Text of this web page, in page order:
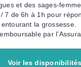
et des sages-
7 de 6h à 1h pour
la grossesse.
par
Voir les disponibilités